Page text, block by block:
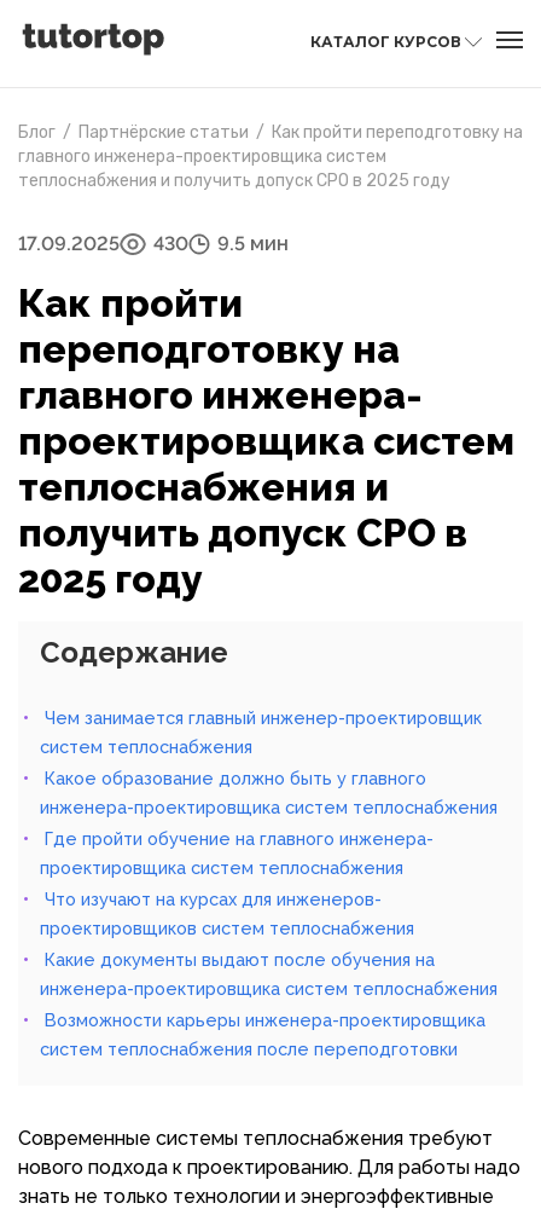
КАТАЛОГ КУРСОВ
Блог / Партнёрские статьи / Как пройти переподготовку на
главного инженера-проектировщика систем
теплоснабжения и получить допуск СРО в 2025 году
17.09.2025 430 9.5 мин
Как пройти
переподготовку на
главного инженера-
проектировщика систем
теплоснабжения и
получить допуск СРО в
2025 году
Содержание
Чем занимается главный инженер-проектировщик
систем теплоснабжения
Какое образование должно быть у главного
инженера-проектировщика систем теплоснабжения
Где пройти обучение на главного инженера-
проектировщика систем теплоснабжения
Что изучают на курсах для инженеров-
проектировщиков систем теплоснабжения
Какие документы выдают после обучения на
инженера-проектировщика систем теплоснабжения
Возможности карьеры инженера-проектировщика
систем теплоснабжения после переподготовки
Современные системы теплоснабжения требуют
нового подхода к проектированию. Для работы надо
знать не только технологии и энергоэффективные